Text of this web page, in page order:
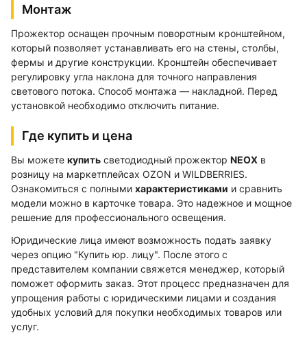
Монтаж
Прожектор оснащен прочным поворотным кронштейном,
который позволяет устанавливать его на стены, столбы,
фермы и другие конструкции. Кронштейн обеспечивает
регулировку угла наклона для точного направления
светового потока. Способ монтажа — накладной. Перед
установкой необходимо отключить питание.
Где купить и цена
Вы можете купить светодиодный прожектор NEOX в
розницу на маркетплейсах OZON и WILDBERRIES.
Ознакомиться с полными характеристиками и сравнить
модели можно в карточке товара. Это надежное и мощное
решение для профессионального освещения.
Юридические лица имеют возможность подать заявку
через опцию "Купить юр. лицу". После этого с
представителем компании свяжется менеджер, который
поможет оформить заказ. Этот процесс предназначен для
упрощения работы с юридическими лицами и создания
удобных условий для покупки необходимых товаров или
услуг.